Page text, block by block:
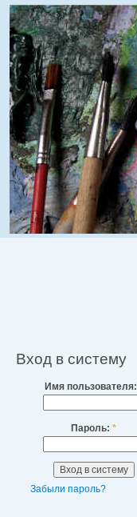
Вход в систему
Имя пользователя:
Пароль: *
Забыли пароль?